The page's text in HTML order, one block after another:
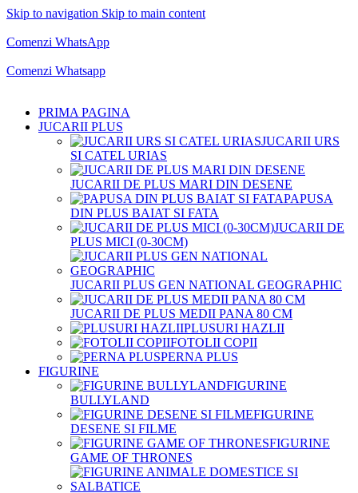
Skip to navigation Skip to main content
Comenzi WhatsApp
Comenzi Whatsapp
PRIMA PAGINA
JUCARII PLUS
JUCARII URS
SI CATEL URIAS
JUCARII DE PLUS MARI DIN DESENE
PAPUSA
DIN PLUS BAIAT SI FATA
JUCARII DE
PLUS MICI (0-30CM)
JUCARII PLUS GEN NATIONAL GEOGRAPHIC
JUCARII DE PLUS MEDII PANA 80 CM
PLUSURI HAZLII
FOTOLII COPII
PERNA PLUS
FIGURINE
FIGURINE
BULLYLAND
FIGURINE
DESENE SI FILME
FIGURINE
GAME OF THRONES